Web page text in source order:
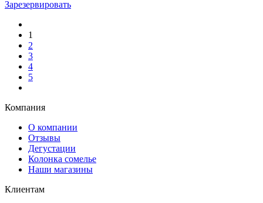
Зарезервировать
1
2
3
4
5
Компания
О компании
Отзывы
Дегустации
Колонка сомелье
Наши магазины
Клиентам